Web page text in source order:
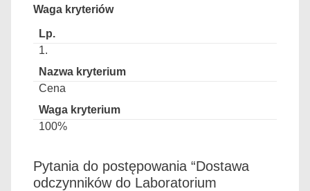
Waga kryteriów
1.
Cena
100%
Pytania do postępowania “Dostawa
odczynników do Laboratorium